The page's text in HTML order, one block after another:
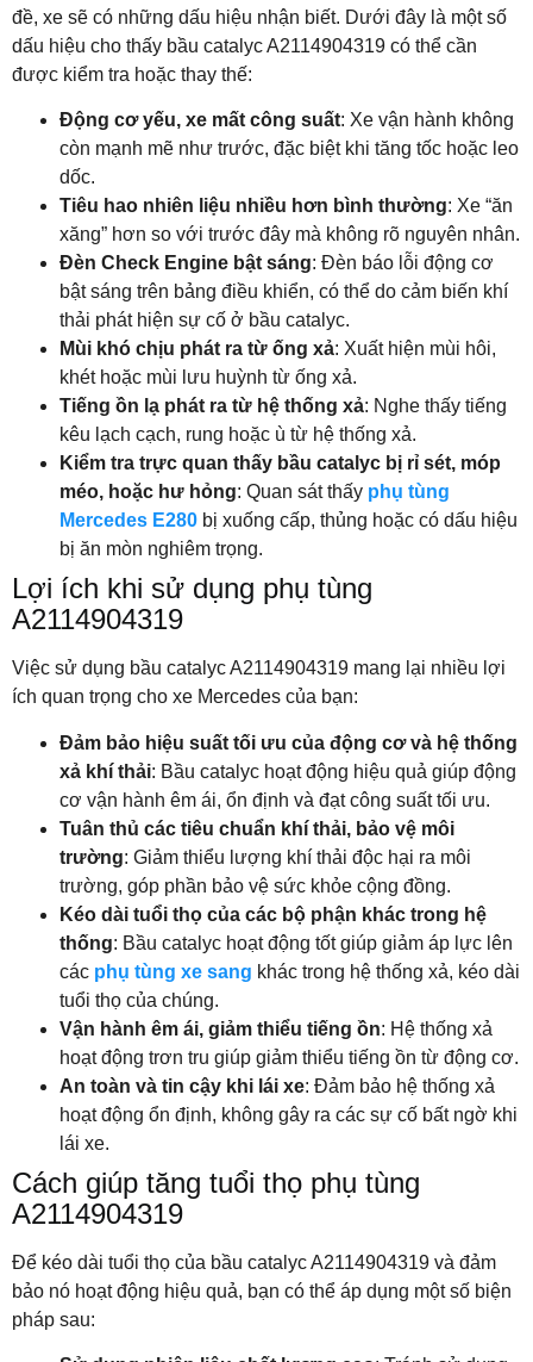
đề, xe sẽ có những dấu hiệu nhận biết. Dưới đây là một số
dấu hiệu cho thấy bầu catalyc A2114904319 có thể cần
được kiểm tra hoặc thay thế:
Động cơ yếu, xe mất công suất: Xe vận hành không
còn mạnh mẽ như trước, đặc biệt khi tăng tốc hoặc leo
dốc.
Tiêu hao nhiên liệu nhiều hơn bình thường: Xe “ăn
xăng” hơn so với trước đây mà không rõ nguyên nhân.
Đèn Check Engine bật sáng: Đèn báo lỗi động cơ
bật sáng trên bảng điều khiển, có thể do cảm biến khí
thải phát hiện sự cố ở bầu catalyc.
Mùi khó chịu phát ra từ ống xả: Xuất hiện mùi hôi,
khét hoặc mùi lưu huỳnh từ ống xả.
Tiếng ồn lạ phát ra từ hệ thống xả: Nghe thấy tiếng
kêu lạch cạch, rung hoặc ù từ hệ thống xả.
Kiểm tra trực quan thấy bầu catalyc bị rỉ sét, móp
méo, hoặc hư hỏng: Quan sát thấy phụ tùng
Mercedes E280 bị xuống cấp, thủng hoặc có dấu hiệu
bị ăn mòn nghiêm trọng.
Lợi ích khi sử dụng phụ tùng
A2114904319
Việc sử dụng bầu catalyc A2114904319 mang lại nhiều lợi
ích quan trọng cho xe Mercedes của bạn:
Đảm bảo hiệu suất tối ưu của động cơ và hệ thống
xả khí thải: Bầu catalyc hoạt động hiệu quả giúp động
cơ vận hành êm ái, ổn định và đạt công suất tối ưu.
Tuân thủ các tiêu chuẩn khí thải, bảo vệ môi
trường: Giảm thiểu lượng khí thải độc hại ra môi
trường, góp phần bảo vệ sức khỏe cộng đồng.
Kéo dài tuổi thọ của các bộ phận khác trong hệ
thống: Bầu catalyc hoạt động tốt giúp giảm áp lực lên
các phụ tùng xe sang khác trong hệ thống xả, kéo dài
tuổi thọ của chúng.
Vận hành êm ái, giảm thiểu tiếng ồn: Hệ thống xả
hoạt động trơn tru giúp giảm thiểu tiếng ồn từ động cơ.
An toàn và tin cậy khi lái xe: Đảm bảo hệ thống xả
hoạt động ổn định, không gây ra các sự cố bất ngờ khi
lái xe.
Cách giúp tăng tuổi thọ phụ tùng
A2114904319
Để kéo dài tuổi thọ của bầu catalyc A2114904319 và đảm
bảo nó hoạt động hiệu quả, bạn có thể áp dụng một số biện
pháp sau: